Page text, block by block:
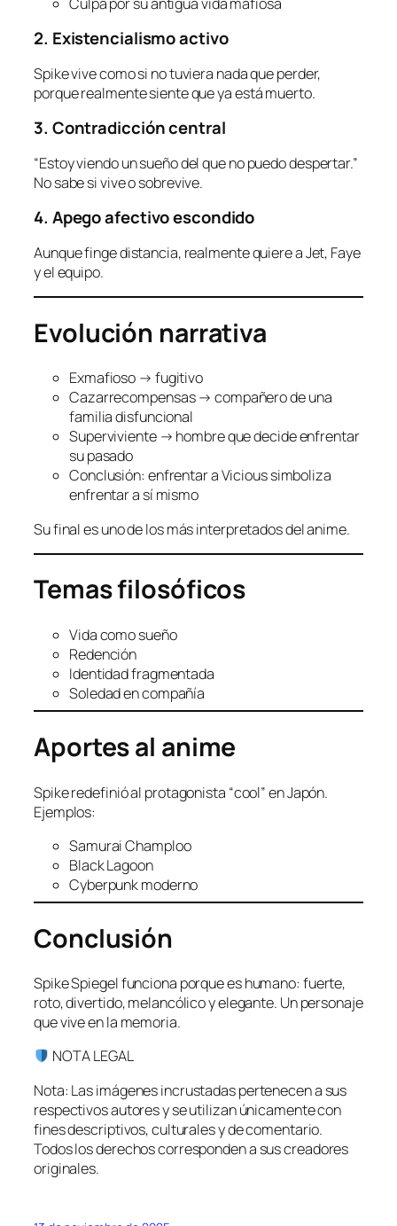
2. Existencialismo activo
Spike vive como si no tuviera nada que perder,
porque realmente siente que ya está muerto.
3. Contradicción central
“Estoy viendo un sueño del que no puedo despertar.”
No sabe si vive o sobrevive.
4. Apego afectivo escondido
Aunque finge distancia, realmente quiere a Jet, Faye
y el equipo.
Evolución narrativa
Exmafioso → fugitivo
Cazarrecompensas → compañero de una
familia disfuncional
Superviviente → hombre que decide enfrentar
su pasado
Conclusión: enfrentar a Vicious simboliza
enfrentar a sí mismo
Su final es uno de los más interpretados del anime.
Temas filosóficos
Vida como sueño
Redención
Identidad fragmentada
Soledad en compañía
Aportes al anime
Spike redefinió al protagonista “cool” en Japón.
Ejemplos:
Samurai Champloo
Black Lagoon
Cyberpunk moderno
Conclusión
Spike Spiegel funciona porque es humano: fuerte,
roto, divertido, melancólico y elegante. Un personaje
que vive en la memoria.
NOTA LEGAL
Nota: Las imágenes incrustadas pertenecen a sus
respectivos autores y se utilizan únicamente con
fines descriptivos, culturales y de comentario.
Todos los derechos corresponden a sus creadores
originales.